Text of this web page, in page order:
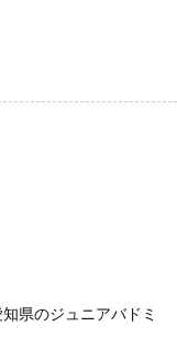
県のジュニアバドミ